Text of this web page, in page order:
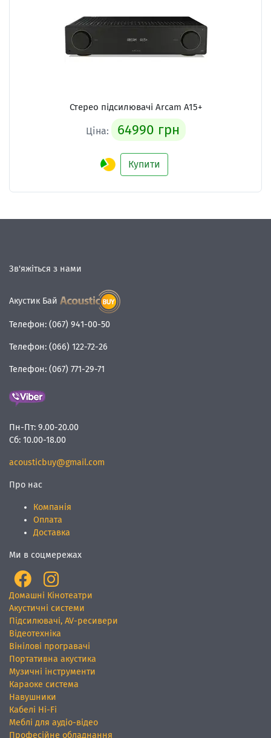
Стерео підсилювачі Arcam A15+
Ціна: 64990 грн
Купити
Зв'яжіться з нами
Акустик Бай
Телефон: (067) 941-00-50
Телефон: (066) 122-72-26
Телефон: (067) 771-29-71
Пн-Пт: 9.00-20.00
Сб: 10.00-18.00
acousticbuy@gmail.com
Про нас
Компанія
Оплата
Доставка
Ми в соцмережах
Домашні Кінотеатри
Акустичні системи
Підсилювачі, AV-ресивери
Відеотехніка
Вінілові програвачі
Портативна акустика
Музичні інструменти
Караоке система
Навушники
Кабелі Hi-Fi
Меблі для аудіо-відео
Професійне обладнання